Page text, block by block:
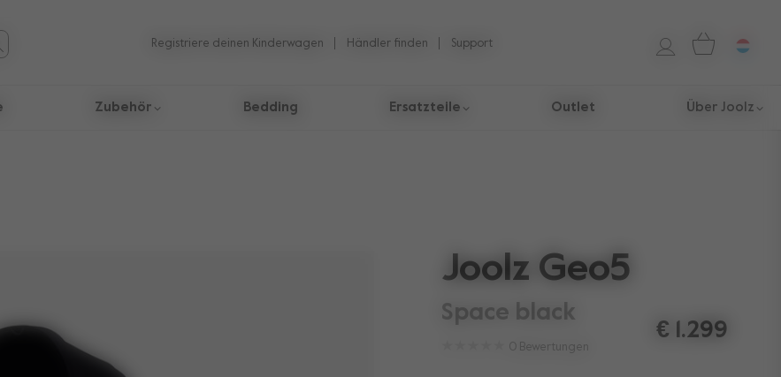
Registriere deinen Kinderwagen Händler finden Support
Zubehör Bedding Ersatzteile Outlet Über Joolz
Joolz Geo5
space black
0 Bewertungen
€ 1.299